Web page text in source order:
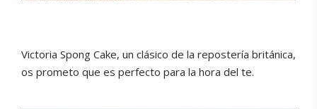
Victoria Spong Cake, un clásico de la repostería británica,
os prometo que es perfecto para la hora del te.